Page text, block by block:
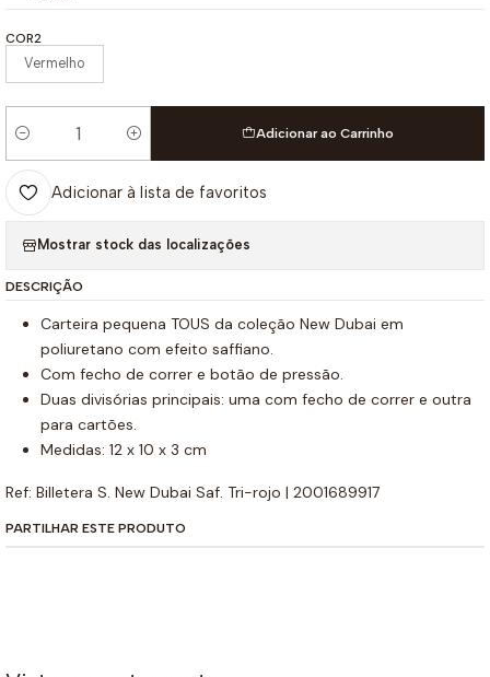
COR2
Vermelho
Quantidade
Adicionar ao Carrinho
Adicionar à lista de favoritos
Mostrar stock das localizações
DESCRIÇÃO
Carteira pequena TOUS da coleção New Dubai em
poliuretano com efeito saffiano.
Com fecho de correr e botão de pressão.
Duas divisórias principais: uma com fecho de correr e outra
para cartões.
Medidas: 12 x 10 x 3 cm
Ref: Billetera S. New Dubai Saf. Tri-rojo | 2001689917
PARTILHAR ESTE PRODUTO